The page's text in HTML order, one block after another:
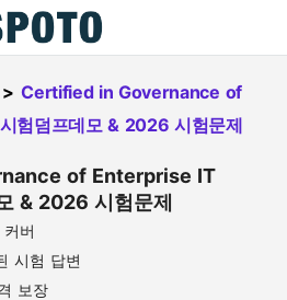
> Certified in Governance of
험덤프데모 & 2026 시험문제
of Enterprise IT
& 2026 시험문제
버
시험 답변
보장